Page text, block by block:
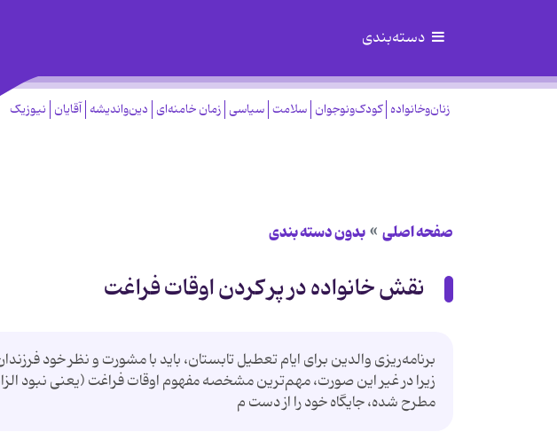
دسته‌بندی
زنان‌وخانواده کودک‌ونوجوان سلامت سیاسی زمان خامنه‌ای دین‌واندیشه آقایان نیوزیک
صفحه اصلی بدون دسته بندی
نقش خانواده در پر کردن اوقات فراغت
برنامه‌ریزی والدین برای ایام تعطیل تابستان، باید با مشورت و نظر خود
زیرا در غیر این صورت، مهم‌ترین مشخصه مفهوم اوقات فراغت (یعنی نبود
مطرح شده، جایگاه خود را از دست م